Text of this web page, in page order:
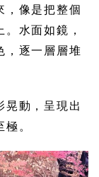
，像是把整個
水面如鏡，
，逐一層層堆
晃動，呈現出
。